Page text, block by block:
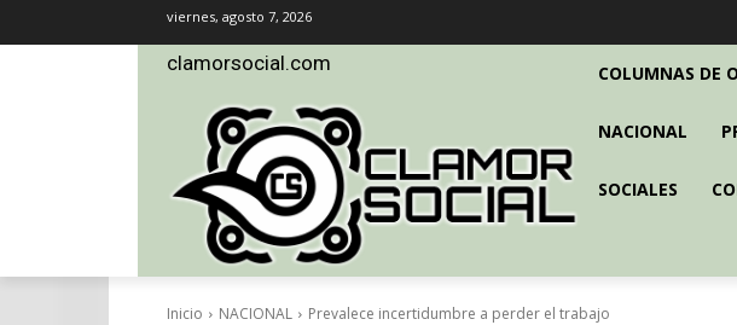
viernes, agosto 7, 2026
clamorsocial.com COLUMNAS DE
NACIONAL
SOCIALES
Inicio NACIONAL Prevalece incertidumbre a perder el trabajo